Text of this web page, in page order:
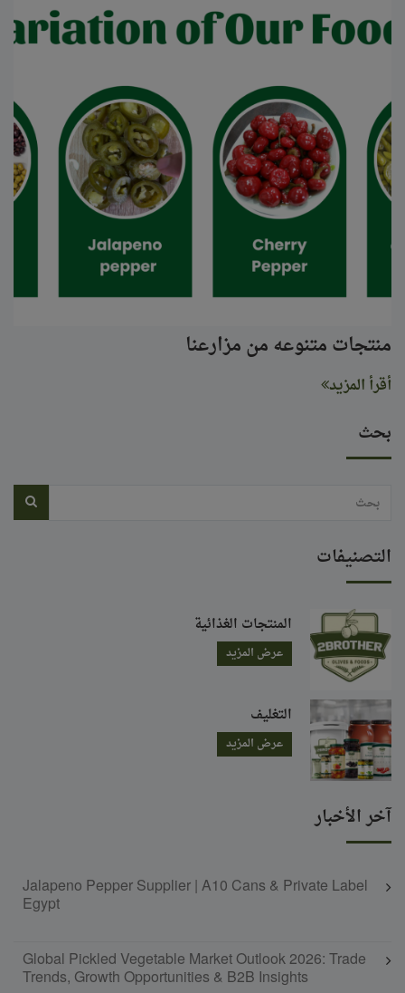
منتجات متنوعه من مزارعنا
أقرأ المزيد
بحث
التصنيفات
المنتجات الغذائية
عرض المزيد
التغليف
عرض المزيد
آخر الأخبار
Jalapeno Pepper Supplier | A10 Cans & Private Label
Egypt
Global Pickled Vegetable Market Outlook 2026: Trade
Trends, Growth Opportunities & B2B Insights